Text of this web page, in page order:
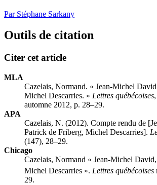
Par Stéphane Sarkany
Outils de citation
Citer cet article
MLA
Cazelais, Normand. « Jean-Michel
Michel Descarries. » Lettres québécoises
automne 2012, p. 28–29.
APA
Cazelais, N. (2012). Compte rendu de
Patrick de Friberg, Michel Descarries].
(147), 28–29.
Chicago
Cazelais, Normand « Jean-Michel
Michel Descarries ». Lettres québécoises
29.